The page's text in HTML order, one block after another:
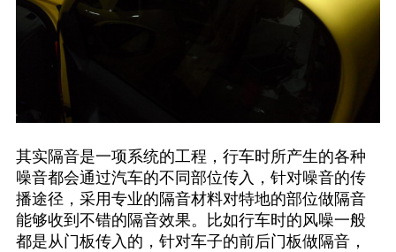
其实隔音是一项系统的工程，行车时所产生的各种
噪音都会通过汽车的不同部位传入，针对噪音的传
播途径，采用专业的隔音材料对特地的部位做隔音
能够收到不错的隔音效果。比如行车时的风噪一般
都是从门板传入的，针对车子的前后门板做隔音，